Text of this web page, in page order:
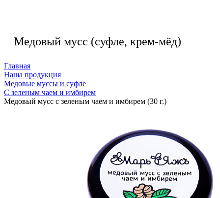
Медовый мусс (суфле, крем-мёд)
Главная
Наша продукция
Медовые муссы и суфле
С зеленым чаем и имбирем
Медовый мусс с зеленым чаем и имбирем (30 г.)